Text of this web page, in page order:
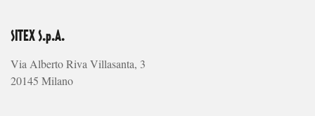
SITEX S.p.A.
Via Alberto Riva Villasanta, 3
20145 Milano